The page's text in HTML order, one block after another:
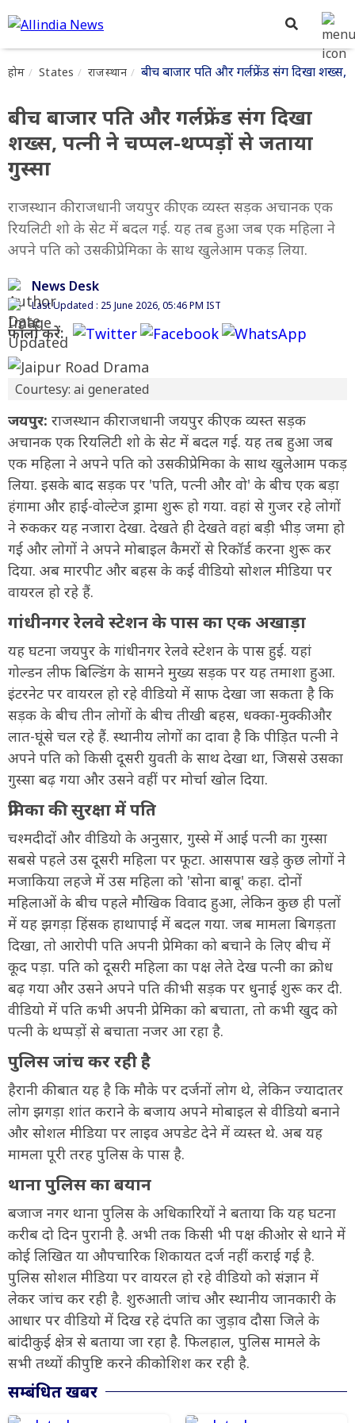
होम States राजस्थान बीच बाजार पति और गर्लफ्रेंड संग दिखा शख्स,
बीच बाजार पति और गर्लफ्रेंड संग दिखा
शख्स, पत्नी ने चप्पल-थप्पड़ों से जताया
गुस्सा
राजस्थान की राजधानी जयपुर की एक व्यस्त सड़क अचानक एक
रियलिटी शो के सेट में बदल गई. यह तब हुआ जब एक महिला ने
अपने पति को उसकी प्रेमिका के साथ खुलेआम पकड़ लिया.
News Desk
Last Updated : 25 June 2026, 05:46 PM IST
फॉलो करें:
Courtesy: ai generated
जयपुर: राजस्थान की राजधानी जयपुर की एक व्यस्त सड़क
अचानक एक रियलिटी शो के सेट में बदल गई. यह तब हुआ जब
एक महिला ने अपने पति को उसकी प्रेमिका के साथ खुलेआम पकड़
लिया. इसके बाद सड़क पर 'पति, पत्नी और वो' के बीच एक बड़ा
हंगामा और हाई-वोल्टेज ड्रामा शुरू हो गया. वहां से गुजर रहे लोगों
ने रुककर यह नजारा देखा. देखते ही देखते वहां बड़ी भीड़ जमा हो
गई और लोगों ने अपने मोबाइल कैमरों से रिकॉर्ड करना शुरू कर
दिया. अब मारपीट और बहस के कई वीडियो सोशल मीडिया पर
वायरल हो रहे हैं.
गांधीनगर रेलवे स्टेशन के पास का एक अखाड़ा
यह घटना जयपुर के गांधीनगर रेलवे स्टेशन के पास हुई. यहां
गोल्डन लीफ बिल्डिंग के सामने मुख्य सड़क पर यह तमाशा हुआ.
इंटरनेट पर वायरल हो रहे वीडियो में साफ देखा जा सकता है कि
सड़क के बीच तीन लोगों के बीच तीखी बहस, धक्का-मुक्की और
लात-घूंसे चल रहे हैं. स्थानीय लोगों का दावा है कि पीड़ित पत्नी ने
अपने पति को किसी दूसरी युवती के साथ देखा था, जिससे उसका
गुस्सा बढ़ गया और उसने वहीं पर मोर्चा खोल दिया.
प्रेमिका की सुरक्षा में पति
चश्मदीदों और वीडियो के अनुसार, गुस्से में आई पत्नी का गुस्सा
सबसे पहले उस दूसरी महिला पर फूटा. आसपास खड़े कुछ लोगों ने
मजाकिया लहजे में उस महिला को 'सोना बाबू' कहा. दोनों
महिलाओं के बीच पहले मौखिक विवाद हुआ, लेकिन कुछ ही पलों
में यह झगड़ा हिंसक हाथापाई में बदल गया. जब मामला बिगड़ता
दिखा, तो आरोपी पति अपनी प्रेमिका को बचाने के लिए बीच में
कूद पड़ा. पति को दूसरी महिला का पक्ष लेते देख पत्नी का क्रोध
बढ़ गया और उसने अपने पति की भी सड़क पर धुनाई शुरू कर दी.
वीडियो में पति कभी अपनी प्रेमिका को बचाता, तो कभी खुद को
पत्नी के थप्पड़ों से बचाता नजर आ रहा है.
पुलिस जांच कर रही है
हैरानी की बात यह है कि मौके पर दर्जनों लोग थे, लेकिन ज्यादातर
लोग झगड़ा शांत कराने के बजाय अपने मोबाइल से वीडियो बनाने
और सोशल मीडिया पर लाइव अपडेट देने में व्यस्त थे. अब यह
मामला पूरी तरह पुलिस के पास है.
थाना पुलिस का बयान
बजाज नगर थाना पुलिस के अधिकारियों ने बताया कि यह घटना
करीब दो दिन पुरानी है. अभी तक किसी भी पक्ष की ओर से थाने में
कोई लिखित या औपचारिक शिकायत दर्ज नहीं कराई गई है.
पुलिस सोशल मीडिया पर वायरल हो रहे वीडियो को संज्ञान में
लेकर जांच कर रही है. शुरुआती जांच और स्थानीय जानकारी के
आधार पर वीडियो में दिख रहे दंपति का जुड़ाव दौसा जिले के
बांदीकुई क्षेत्र से बताया जा रहा है. फिलहाल, पुलिस मामले के
सभी तथ्यों की पुष्टि करने की कोशिश कर रही है.
सम्बंधित खबर